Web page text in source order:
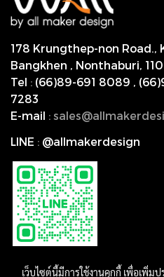
178 Krungthep-non Road.,
Bangkhen , Nonthaburi,
Tel : (66)89-691 8089 ,
7283
E-mail : s
LINE : @allmakerdesign
เว็บไซต์นี้มีการใช้งานคุกกี้ เพื่อเพิ่